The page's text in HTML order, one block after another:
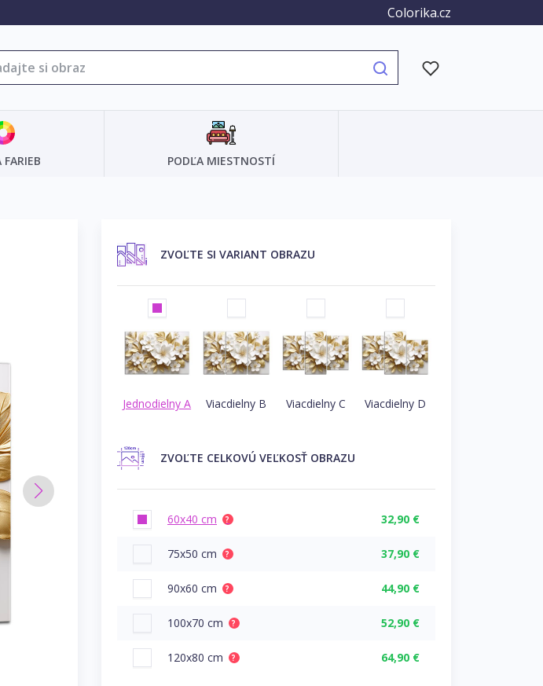
Colorika.cz
FARIEB PODĽA MIESTNOSTÍ
ZVOĽTE SI VARIANT OBRAZU
Jednodielny A Viacdielny B Viacdielny C Viacdielny D
ZVOĽTE CELKOVÚ VEĽKOSŤ OBRAZU
60x40 cm ? 32,90 €
75x50 cm ? 37,90 €
90x60 cm ? 44,90 €
100x70 cm ? 52,90 €
120x80 cm ? 64,90 €